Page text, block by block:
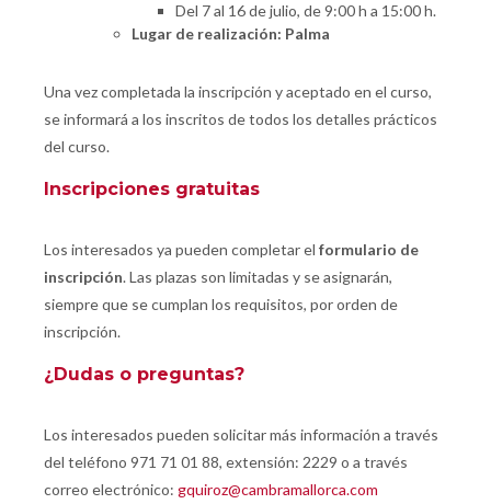
Del 7 al 16 de julio, de 9:00 h a 15:00 h.
Lugar de realización: Palma
Una vez completada la inscripción y aceptado en el curso,
se informará a los inscritos de todos los detalles prácticos
del curso.
Inscripciones gratuitas
Los interesados ya pueden completar el formulario de
inscripción. Las plazas son limitadas y se asignarán,
siempre que se cumplan los requisitos, por orden de
inscripción.
¿Dudas o preguntas?
Los interesados pueden solicitar más información a través
del teléfono 971 71 01 88, extensión: 2229 o a través
correo electrónico: gquiroz@cambramallorca.com